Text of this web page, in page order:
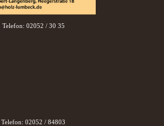
Telefon: 02052 / 30 35
Telefon: 02052 / 84803